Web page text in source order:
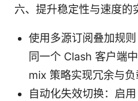
六、提升稳定性与速度的
使用多源订阅叠加规
同一个 Clash 客户端
mix 策略实现冗余与负
自动化失效切换：启